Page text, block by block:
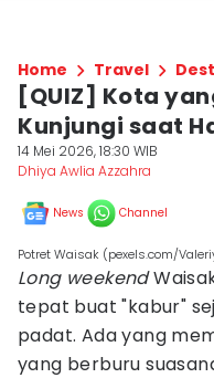
Home Travel
[QUIZ] Kota
Kunjungi saat
14 Mei 2026, 18:30 WIB
Dhiya Awlia Azzahra
News Channel
Potret Waisak (pexels.com/
Long weekend
tepat buat "kabur"
padat. Ada yang
yang berburu